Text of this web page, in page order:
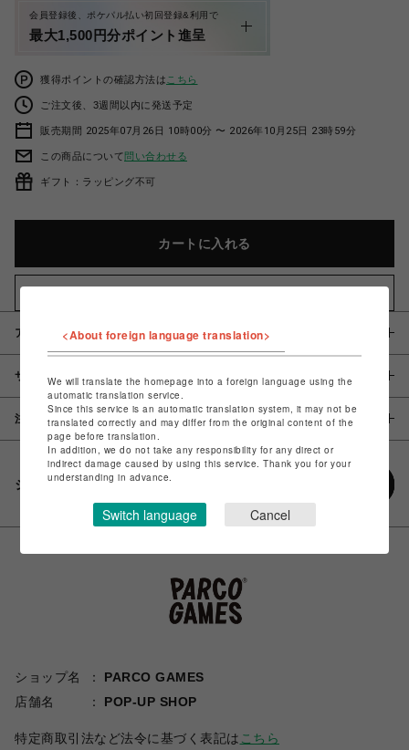
会員登録後、ポケパル払い初回登録&利用で
最大1,500円分ポイント進呈
獲得ポイントの確認方法は こちら
ご注文後、3週間以内に発送予定
販売期間 2025年07月26日 10時00分 〜 2026年10月25日 23時59分
この商品について問い合わせる
ギフト：ラッピング不可
カートに入れる
アイテム説明 / 素材
サイズ
注意事項
シェアする
ショップ名
PARCO GAMES
店舗名
POP-UP SHOP
特定商取引法など法令に基づく表記は こちら
<About foreign language translation>
We will translate the homepage into a foreign language using the
automatic translation service.
Since this service is an automatic translation system, it may not be
translated correctly and may differ from the original content of the
page before translation.
In addition, we do not take any responsibility for any direct or
indirect damage caused by using this service. Thank you for your
understanding in advance.
Switch language Cancel